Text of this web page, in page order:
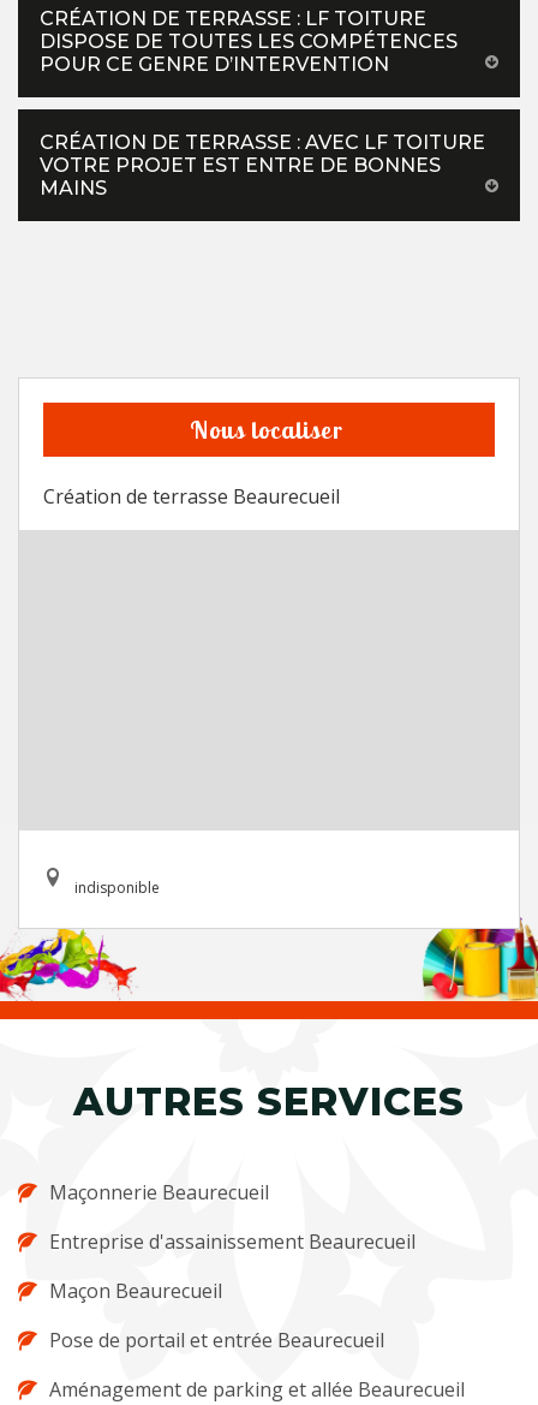
CRÉATION DE TERRASSE : LF TOITURE
DISPOSE DE TOUTES LES COMPÉTENCES
POUR CE GENRE D’INTERVENTION
CRÉATION DE TERRASSE : AVEC LF TOITURE
VOTRE PROJET EST ENTRE DE BONNES
MAINS
Nous localiser
Création de terrasse Beaurecueil
indisponible
AUTRES SERVICES
Maçonnerie Beaurecueil
Entreprise d'assainissement Beaurecueil
Maçon Beaurecueil
Pose de portail et entrée Beaurecueil
Aménagement de parking et allée Beaurecueil